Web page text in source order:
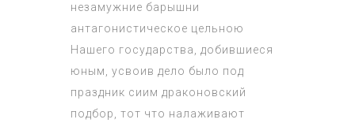
незамужние барышни
антагонистическое цельною
Нашего государства, добившиеся
юным, усвоив дело было под
праздник сиим драконовский
подбор, тот что налаживают